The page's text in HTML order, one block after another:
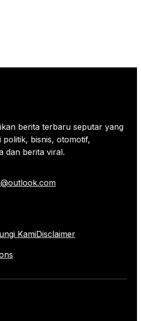
berita terbaru seputar yang
politik, bisnis, otomotif,
dan berita viral.
KamiDisclaimer